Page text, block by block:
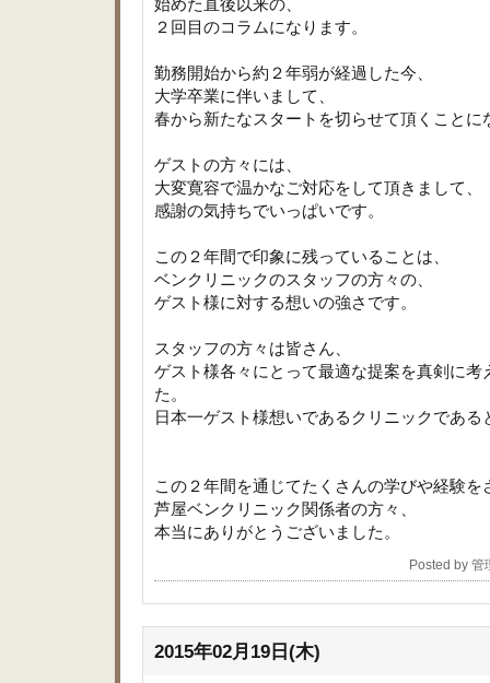
始めた直後以来の、
２回目のコラムになります。
勤務開始から約２年弱が経過した今、
大学卒業に伴いまして、
春から新たなスタートを切らせて頂くことに
ゲストの方々には、
大変寛容で温かなご対応をして頂きまして、
感謝の気持ちでいっぱいです。
この２年間で印象に残っていることは、
ベンクリニックのスタッフの方々の、
ゲスト様に対する想いの強さです。
スタッフの方々は皆さん、
ゲスト様各々にとって最適な提案を真剣に考
た。
日本一ゲスト様想いであるクリニックである
この２年間を通じてたくさんの学びや経験を
芦屋ベンクリニック関係者の方々、
本当にありがとうございました。
Posted by
2015年02月19日(木)